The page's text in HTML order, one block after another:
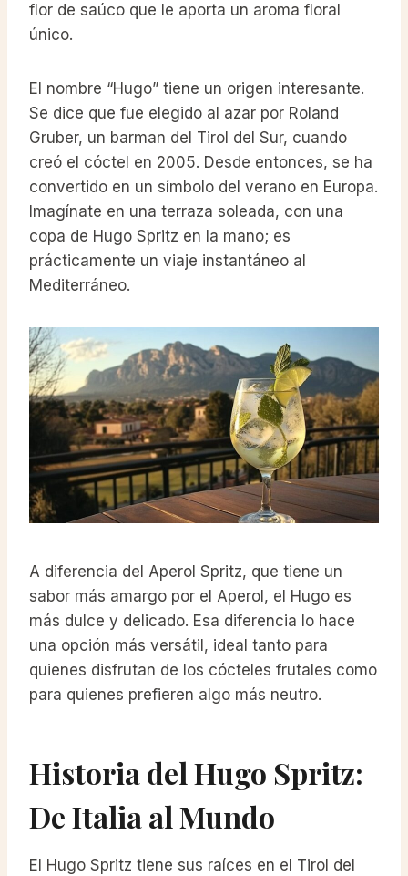
flor de saúco que le aporta un aroma floral
único.
El nombre “Hugo” tiene un origen interesante.
Se dice que fue elegido al azar por Roland
Gruber, un barman del Tirol del Sur, cuando
creó el cóctel en 2005. Desde entonces, se ha
convertido en un símbolo del verano en Europa.
Imagínate en una terraza soleada, con una
copa de Hugo Spritz en la mano; es
prácticamente un viaje instantáneo al
Mediterráneo.
A diferencia del Aperol Spritz, que tiene un
sabor más amargo por el Aperol, el Hugo es
más dulce y delicado. Esa diferencia lo hace
una opción más versátil, ideal tanto para
quienes disfrutan de los cócteles frutales como
para quienes prefieren algo más neutro.
Historia del Hugo Spritz:
De Italia al Mundo
El Hugo Spritz tiene sus raíces en el Tirol del